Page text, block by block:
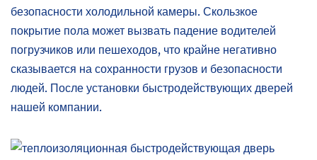
безопасности холодильной камеры. Скользкое
покрытие пола может вызвать падение водителей
погрузчиков или пешеходов, что крайне негативно
сказывается на сохранности грузов и безопасности
людей. После установки быстродействующих дверей
нашей компании.